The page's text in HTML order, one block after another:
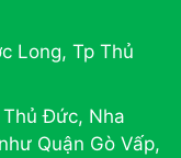
Long, Tp Thủ
Đức, Nha
Quận Gò Vấp,